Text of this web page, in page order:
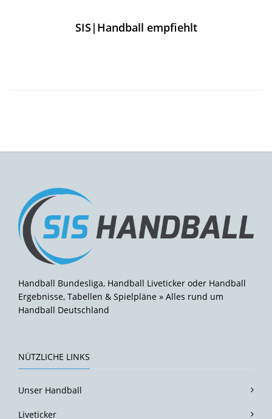
SIS|Handball empfiehlt
Handball Bundesliga, Handball Liveticker oder Handball
Ergebnisse, Tabellen & Spielpläne » Alles rund um
Handball Deutschland
NÜTZLICHE LINKS
Unser Handball
Liveticker